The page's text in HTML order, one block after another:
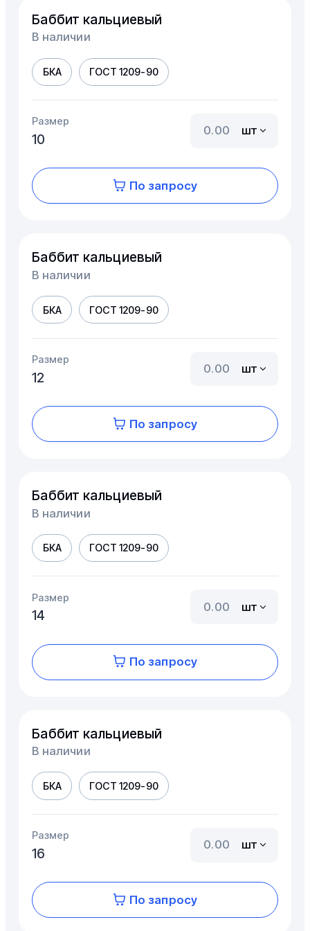
Баббит кальциевый
В наличии
БКА ГОСТ 1209-90
Размер
10
шт
По запросу
Баббит кальциевый
В наличии
БКА ГОСТ 1209-90
Размер
12
шт
По запросу
Баббит кальциевый
В наличии
БКА ГОСТ 1209-90
Размер
14
шт
По запросу
Баббит кальциевый
В наличии
БКА ГОСТ 1209-90
Размер
16
шт
По запросу